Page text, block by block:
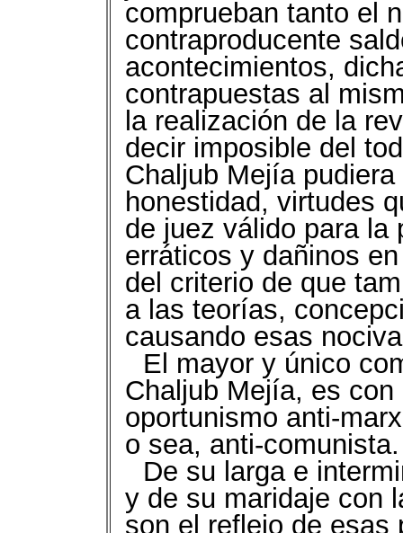
comprueban tanto el
contraproducente
acontecimientos,
contrapuestas al
la realización de la
decir imposible del
Chaljub Mejía
honestidad, virtudes
de juez válido para la
erráticos y dañinos
del criterio de que
a las teorías,
causando esas
El mayor y único
Chaljub Mejía, es
oportunismo anti-
o sea, anti-comunista.
De su larga e
y de su maridaje con
son el reflejo de esas